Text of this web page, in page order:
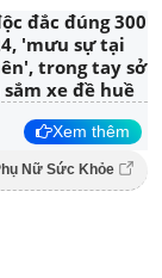
đắc đúng 300
'mưu sự tại
trong tay sở
xe đề huề
Xem thêm
Nữ Sức Khỏe